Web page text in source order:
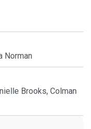
Norman
Brooks, Colman